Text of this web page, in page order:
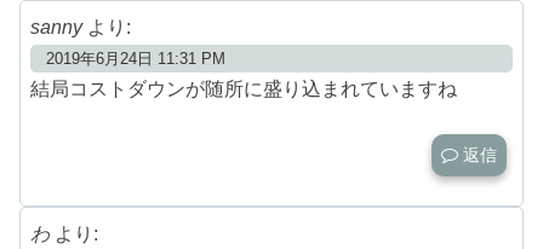
sanny より:
2019年6月24日 11:31 PM
結局コストダウンが随所に盛り込まれていますね
返信
わ より: